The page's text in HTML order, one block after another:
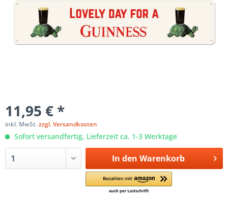
11,95 € *
inkl. MwSt.zzgl. Versandkosten
Sofort versandfertig, Lieferzeit ca. 1-3 Werktage
In den Warenkorb